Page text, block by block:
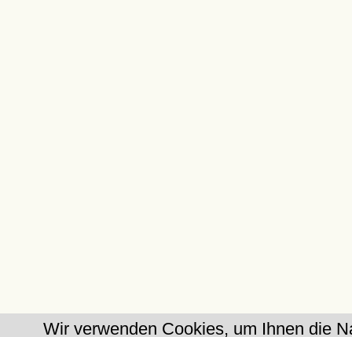
Wir verwenden Cookies, um Ihnen die